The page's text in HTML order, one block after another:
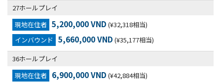
27ホールプレイ
現地在住者 5,200,000 VND (¥32,318相当)
インバウンド
5,660,000 VND (¥35,177相当)
36ホールプレイ
現地在住者 6,900,000 VND (¥42,884相当)